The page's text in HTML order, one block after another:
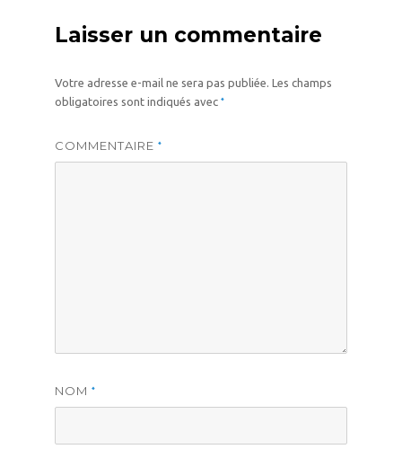
Laisser un commentaire
Votre adresse e-mail ne sera pas publiée. Les champs
obligatoires sont indiqués avec *
COMMENTAIRE *
NOM *